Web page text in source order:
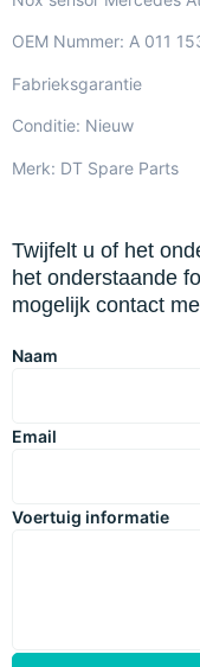
OEM Nummer: A 011
Fabrieksgarantie
Conditie: Nieuw
Merk: DT Spare Parts
Twijfelt u of het
het onderstaande
mogelijk contact
Naam
Email
Voertuig informatie